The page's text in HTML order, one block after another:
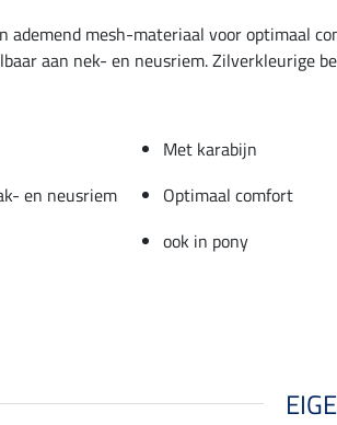
mesh-materiaal voor optimaal
aan nek- en neusriem. Zilverkleurige
Met karabijn
en neusriem
Optimaal comfort
ook in pony